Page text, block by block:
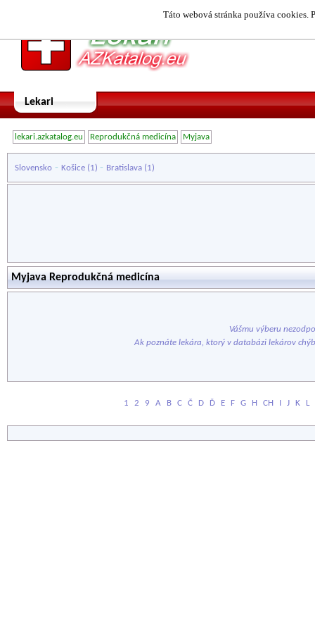
Táto webová stránka používa cookies.
Lekari
lekari.azkatalog.eu Reprodukčná medicína Myjava
Slovensko - Košice (1) - Bratislava (1)
Myjava Reprodukčná medicína
Vášmu výberu
Ak poznáte lekára, ktorý v databázi lekárov
1 2 9 A B C Č D Ď E F G H CH I J K L